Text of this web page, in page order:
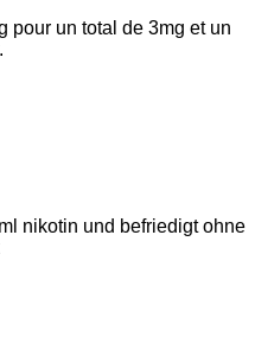
pour un total de 3mg et un
nikotin und befriedigt ohne